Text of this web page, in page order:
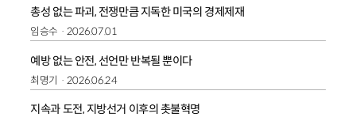
총성 없는 파괴, 전쟁만큼 지독한 미국의 경제제재
임승수 2026.07.01
예방 없는 안전, 선언만 반복될 뿐이다
최명기 2026.06.24
지속과 도전, 지방선거 이후의 촛불혁명